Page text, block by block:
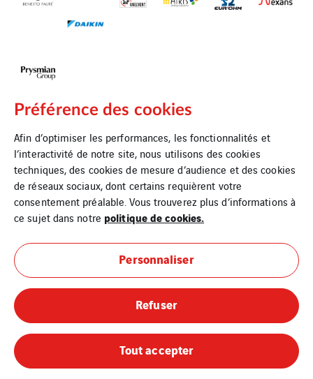
Mentions légales
Cookies
Plan du site
Devis en 24H
Préférence des cookies
Afin d’optimiser les performances, les fonctionnalités et
l’interactivité de notre site, nous utilisons des cookies
techniques, des cookies de mesure d’audience et des cookies
de réseaux sociaux, dont certains requièrent votre
consentement préalable. Vous trouverez plus d’informations à
ce sujet dans notre politique de cookies.
Personnaliser
Refuser
Tout accepter